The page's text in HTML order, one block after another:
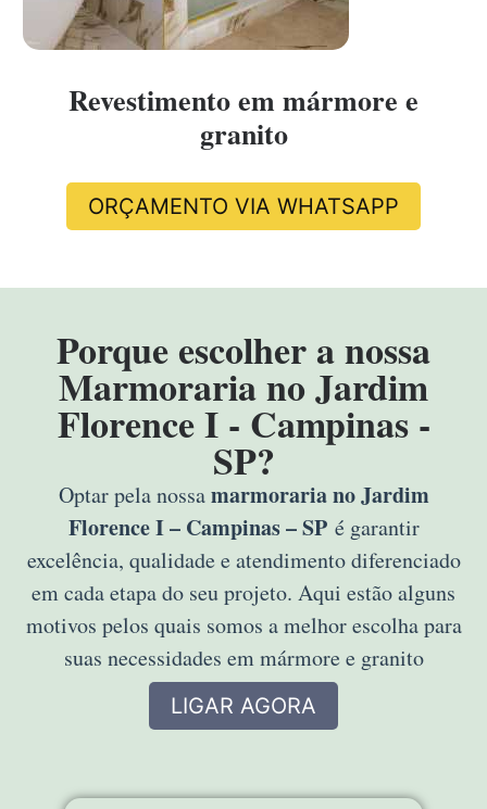
Revestimento em mármore e
granito
ORÇAMENTO VIA WHATSAPP
Porque escolher a nossa
Marmoraria no Jardim
Florence I - Campinas -
SP?
Optar pela nossamarmoraria no Jardim
Florence I – Campinas – SPé garantir
excelência, qualidade e atendimento diferenciado
em cada etapa do seu projeto. Aqui estão alguns
motivos pelos quais somos a melhor escolha para
suas necessidades em mármore e granito
LIGAR AGORA